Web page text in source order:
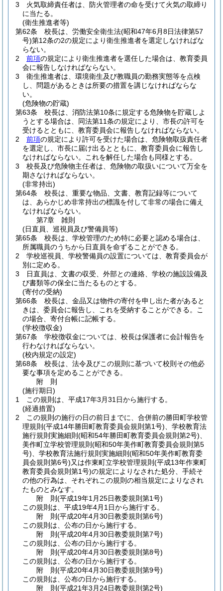
3
火気取締責任者は、防火管理者の命を受けて火気の取締り
に当たる。
(衛生推進者等)
第62条
校長は、労働安全衛生法(昭和47年6月8日法律第57
号)第12条の2の規定により衛生推進者を選定しなければな
らない。
2
前項の規定により衛生推進者を選任した場合は、教育委員
会に報告しなければならない。
3
衛生推進者は、環境衛生及び教職員の勤務実態等を点検
し、問題があるときは所要の措置を講じなければならな
い。
(危険物の貯蔵)
第63条
校長は、消防法第10条に規定する危険物を貯蔵しよ
うとする場合は、同法第11条の規定により、市長の許可を
受けるとともに、教育委員会に報告しなければならない。
2
前項の規定により許可を受けた場合は、危険物取扱責任者
を選定し、市長に届け出るとともに、教育委員会に報告し
なければならない。
これを解任した場合も同様とする。
3
校長及び危険物主任者は、危険物の取扱いについて万全を
期さなければならない。
(非常持出)
第64条
校長は、重要な物品、文書、教育記録等について
は、あらかじめ非常持出の標識を付して非常の場合に備え
なければならない。
第7章
雑則
(日直員、巡視員及び警備員等)
第65条
校長は、学校管理のため特に必要と認める場合は、
所属職員のうちから日直員を命ずることができる。
2
学校巡視員、学校警備員の設置については、教育委員会が
別に定める。
3
日直員は、文書の収受、外部との連絡、学校の施設設備及
び書類等の保全に当たるものとする。
(寄付の受納)
第66条
校長は、金品又は物件の寄付を申し出た者があると
きは、委員会に報告し、これを受納することができる。
こ
の場合、寄付台帳に記帳する。
(学校徴収金)
第67条
学校徴収金については、校長は保護者に会計報告を
行わなければならない。
(校内規定の設定)
第68条
校長は、法令及びこの規則に基づいて校則その他必
要な事項を定めることができる。
附 則
(施行期日)
1
この規則は、平成17年3月31日から施行する。
(経過措置)
2
この規則の施行の日の前日までに、合併前の勝田町学校管
理規則 (平成14年勝田町教育委員会規則第1号) 、学校教育法
施行規則実施細則 (昭和54年勝田町教育委員会規則第2号)
美作町立学校管理規則 (昭和50年美作町教育委員会規則第5
号) 、学校教育法施行規則実施細則 (昭和50年美作町教育委
員会規則第6号)又は作東町立学校管理規則 (平成13年作東町
教育委員会規則第1号)の規定によりなされた処分、手続そ
の他の行為は、それぞれこの規則の相当規定によりなされ
たものとみなす。
附 則(平成19年1月25日教委規則第1号)
この規則は、平成19年4月1日から施行する。
附 則(平成20年4月30日教委規則第6号)
この規則は、公布の日から施行する。
附 則(平成20年4月30日教委規則第7号)
この規則は、公布の日から施行する。
附 則(平成20年4月30日教委規則第8号)
この規則は、公布の日から施行する。
附 則(平成20年4月30日教委規則第9号)
この規則は、公布の日から施行する。
附 則(平成21年3月24日教委規則第2号)